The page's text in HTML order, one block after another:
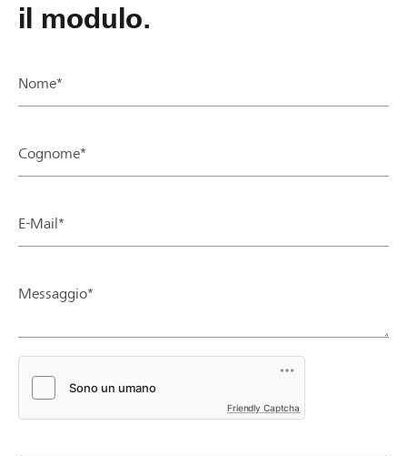
il modulo.
Nome*
Cognome*
E-Mail*
Messaggio*
Friendly Captcha